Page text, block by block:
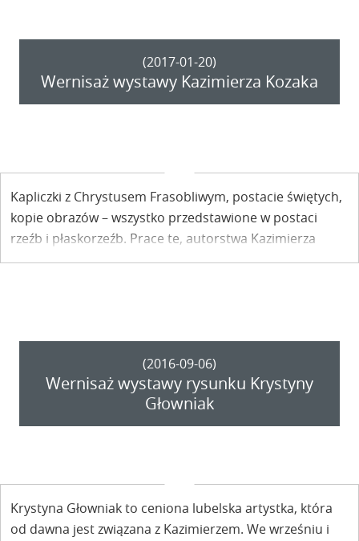
(2017-01-20)
Wernisaż wystawy Kazimierza Kozaka
Kapliczki z Chrystusem Frasobliwym, postacie świętych,
kopie obrazów – wszystko przedstawione w postaci
rzeźb i płaskorzeźb. Prace te, autorstwa Kazimierza
Kozaka, można oglądać w Bibliotece Publicznej w
(2016-09-06)
Wernisaż wystawy rysunku Krystyny
Głowniak
Krystyna Głowniak to ceniona lubelska artystka, która
od dawna jest związana z Kazimierzem. We wrześniu i